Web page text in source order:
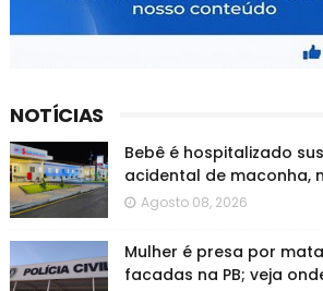
NOTÍCIAS
Bebê é hospitalizado
acidental de maconha,
Agosto 08, 2026
Mulher é presa por
facadas na PB; veja